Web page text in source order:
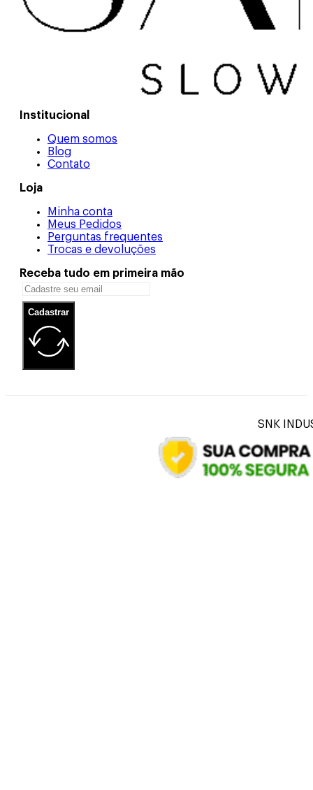
Institucional
Quem somos
Blog
Contato
Loja
Minha conta
Meus Pedidos
Perguntas frequentes
Trocas e devoluções
Receba tudo em primeira mão
Cadastrar
SNK